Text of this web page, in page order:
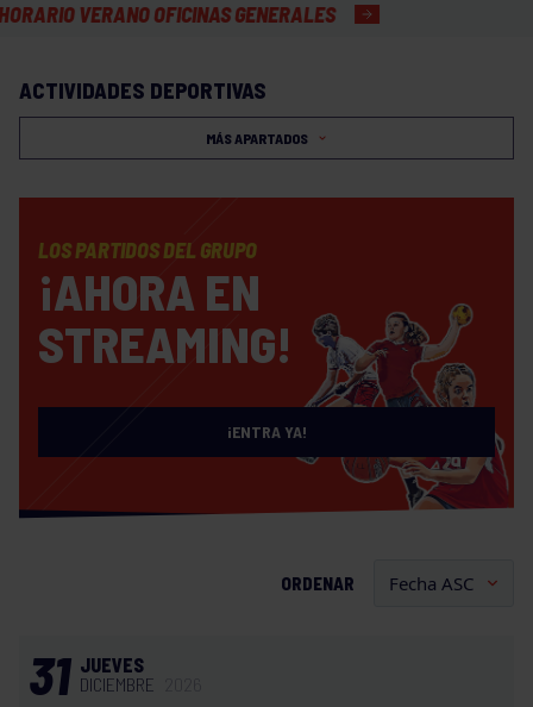
VERANO OFICINAS GENERALES
ACTIVIDADES DEPORTIVAS
MÁS APARTADOS
LOS PARTIDOS DEL GRUPO
¡AHORA EN
STREAMING!
¡ENTRA YA!
ORDENAR
31 JUEVES
DICIEMBRE